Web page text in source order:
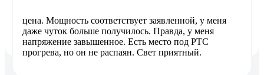
цена. Мощность соответствует заявленной, у меня
даже чуток больше получилось. Правда, у меня
напряжение завышенное. Есть место под РТС
прогрева, но он не распаян. Свет приятный.